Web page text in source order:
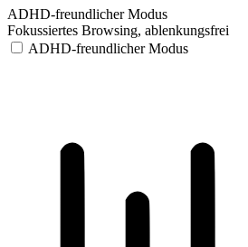
ADHD-freundlicher Modus
Fokussiertes Browsing, ablenkungsfrei
ADHD-freundlicher Modus